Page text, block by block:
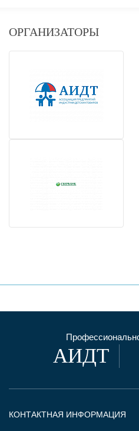
ОРГАНИЗАТОРЫ
АИДТ
КОНТАКТНАЯ ИНФОРМАЦИЯ